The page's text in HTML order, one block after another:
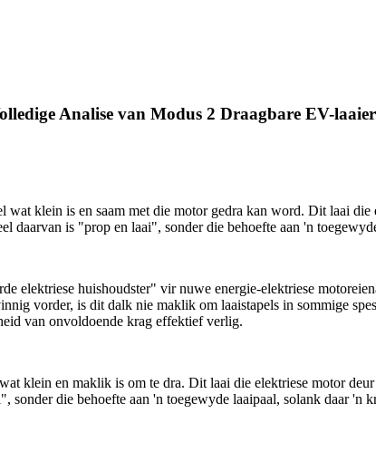
Analise van Modus 2 Draagbare EV-laaier
klein is en saam met die motor gedra kan word. Dit laai
daarvan is "prop en laai", sonder die behoefte aan 'n
elektriese huishoudster" vir nuwe energie-elektriese
vorder, is dit dalk nie maklik om laaistapels in sommige
van onvoldoende krag effektief verlig.
klein en maklik is om te dra. Dit laai die elektriese motor
die behoefte aan 'n toegewyde laaipaal, solank daar 'n